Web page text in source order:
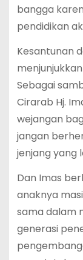
bangga
pendidikan
Kesantunan
Sebagai
Cirarab Hj.
wejangan
jangan
jenjang yang
Dan Imas
anaknya
sama dalam
generasi